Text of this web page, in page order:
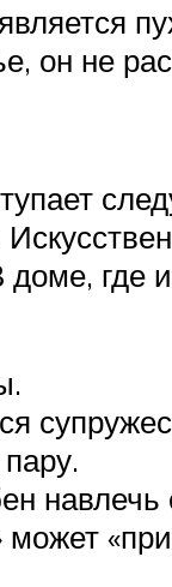
он не
доме,